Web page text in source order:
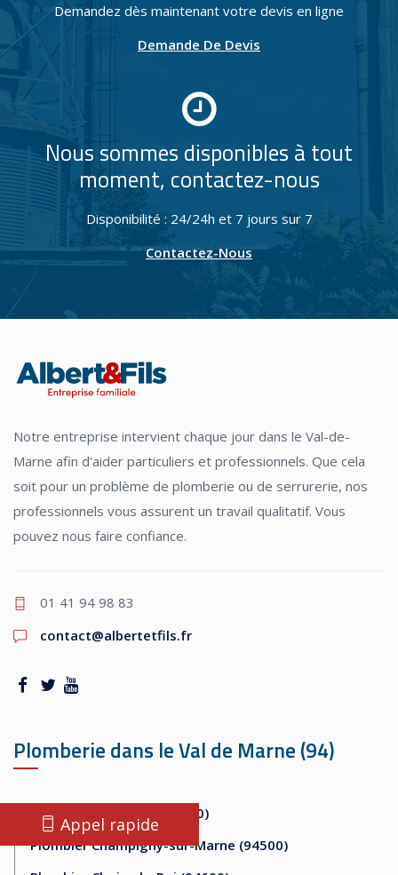
Demandez dès maintenant votre devis en ligne
Demande De Devis
Nous sommes disponibles à tout
moment, contactez-nous
Disponibilité : 24/24h et 7 jours sur 7
Contactez-Nous
Notre entreprise intervient chaque jour dans le Val-de-
Marne afin d'aider particuliers et professionnels. Que cela
soit pour un problème de plomberie ou de serrurerie, nos
professionnels vous assurent un travail qualitatif. Vous
pouvez nous faire confiance.
01 41 94 98 83
contact@albertetfils.fr
Plomberie dans le Val de Marne (94)
Plombier Alfortville (94140)
Plombier Champigny-sur-Marne (94500)
Appel rapide